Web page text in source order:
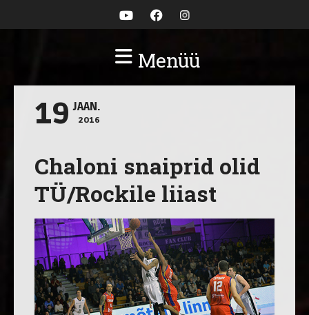
Menüü
19 JAAN.
2016
Chaloni snaiprid olid
TÜ/Rockile liiast